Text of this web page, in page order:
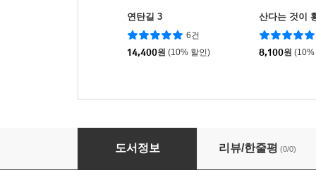
연탄길 3
6건
14,400원 (10% 할인)
산다는 것이
8,100원 (10%
PNTC 에베소서
도서정보 리뷰/한줄평 (0/0)